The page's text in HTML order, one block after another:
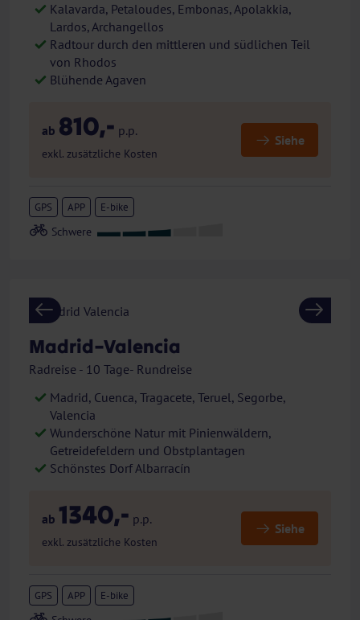
Kalavarda, Petaloudes, Embonas, Apolakkia,
Lardos, Archangellos
Radtour durch den mittleren und südlichen Teil
von Rhodos
Blühende Agaven
ab 810,- p.p.
exkl. zusätzliche Kosten
Siehe
GPS APP E-bike
Previous Next
Madrid–Valencia
Radreise - 10 Tage- Rundreise
Madrid, Cuenca, Tragacete, Teruel, Segorbe,
Valencia
Wunderschöne Natur mit Pinienwäldern,
Getreidefeldern und Obstplantagen
Schönstes Dorf Albarracín
ab 1340,- p.p.
exkl. zusätzliche Kosten
Siehe
GPS APP E-bike